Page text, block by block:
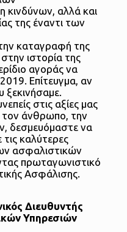
κινδύνων, αλλά και
της έναντι των
καταγραφή της
ιστορία της
αγοράς να
Επίτευγμα, αν
ξεκινήσαμε.
στις αξίες μας
τον άνθρωπο, την
δεσμευόμαστε να
καλύτερες
ασφαλιστικών
πρωταγωνιστικό
Ασφάλισης.
Διευθυντής
Υπηρεσιών